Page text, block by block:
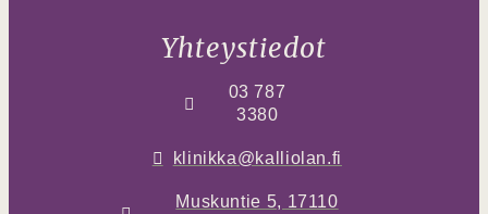
Yhteystiedot
03 787
3380
klinikka@kalliolan.fi
Muskuntie 5, 17110